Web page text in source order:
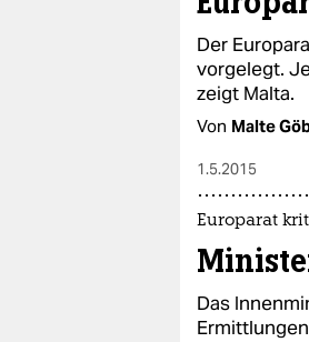
epaper login
Der
vorgelegt.
zeigt Malta.
Von Malte
1.5.2015
Europarat
Das